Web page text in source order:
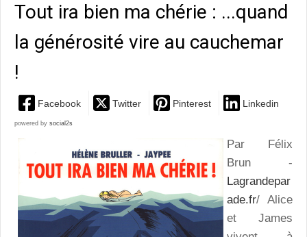
Tout ira bien ma chérie : ...quand
la générosité vire au cauchemar
!
Facebook Twitter Pinterest Linkedin
powered by social2s
Par Félix
Brun -
Lagrandepar
ade.fr/ Alice
et James